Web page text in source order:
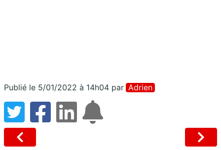
Publié le 5/01/2022 à 14h04 par Adrien